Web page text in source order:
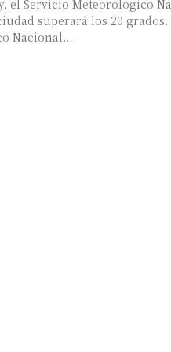
el Servicio Meteorológico
los 20 grados. Este jueves, el
Nacional...